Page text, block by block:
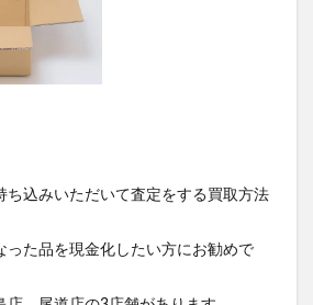
ち込みいただいて査定をする買取方法
った品を現金化したい方にお勧めで